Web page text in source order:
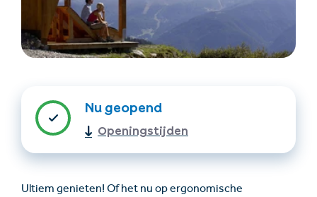
Accommodatie
Ticket- &
Nu geopend
Openingstijden
Ultiem genieten! Of het nu op ergonomische